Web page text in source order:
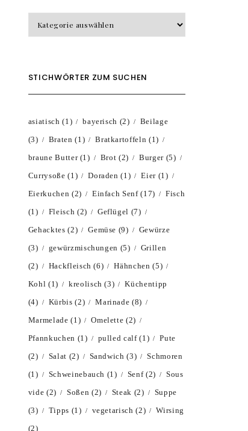
STICHWÖRTER ZUM SUCHEN
asiatisch (1) bayerisch (2)
Beilage
(3)
Braten (1) Bratkartoffeln (1)
braune Butter(1) Brot (2) Burger(5)
Currysoße (1) Doraden (1) Eier(1)
Eierkuchen (2) Einfach Senf(17)
Fisch
(1)
Fleisch (2) Geflügel (7)
Gehacktes (2) Gemüse (9)
Gewürze
(3)
gewürzmischungen (5)
Grillen
(2)
Hackfleisch (6) Hähnchen (5)
Kohl (1) kreolisch (3)
Küchentipp
(4)
Kürbis (2) Marinade (8)
Marmelade (1) Omelette (2)
Pfannkuchen (1) pulled calf(1)
Pute
(2)
Salat (2) Sandwich (3)
Schmoren
(1)
Schweinebauch (1) Senf(2)
Sous
vide (2) Soßen (2) Steak (2)
Suppe
(3)
Tipps (1) vegetarisch (2)
Wirsing
(2)